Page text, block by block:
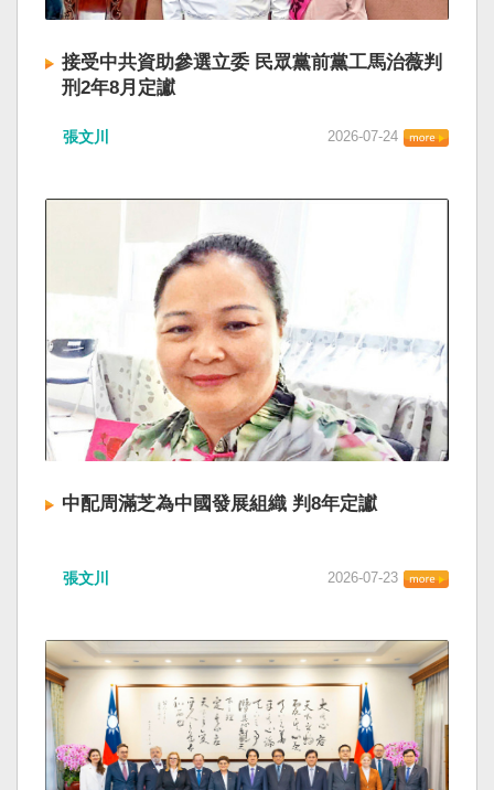
接受中共資助參選立委 民眾黨前黨工馬治薇判
刑2年8月定讞
張文川 2026-07-24
中配周滿芝為中國發展組織 判8年定讞
張文川 2026-07-23